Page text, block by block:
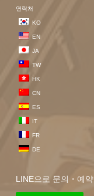
연락처
KO
EN
JA
TW
HK
CN
ES
IT
FR
DE
LINE으로 문의・예약